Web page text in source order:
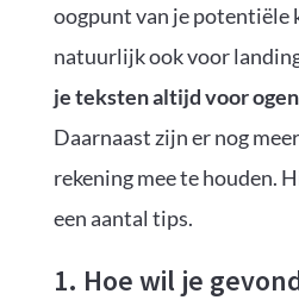
oogpunt van je potentiële
natuurlijk ook voor
je teksten altijd voor
Daarnaast zijn er nog
rekening mee te houden.
een aantal tips.
1. Hoe wil je